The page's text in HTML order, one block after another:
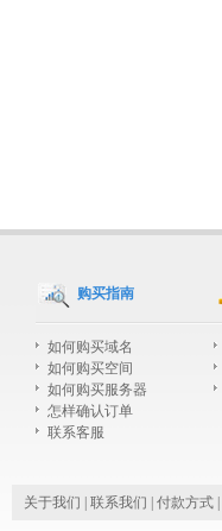
购买指南
如何购买域名
如何购买空间
如何购买服务器
怎样确认订单
联系客服
关于我们 联系我们 付款方式